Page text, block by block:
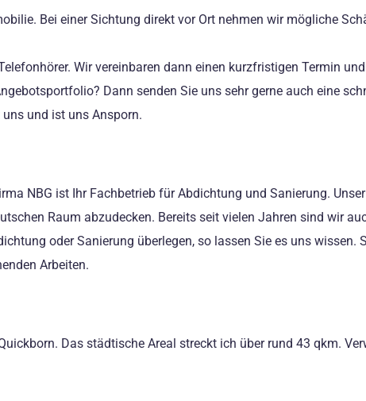
Bei einer Sichtung direkt vor Ort nehmen wir mögliche
Wir vereinbaren dann einen kurzfristigen Termin
Dann senden Sie uns sehr gerne auch eine
und ist uns Ansporn.
NBG ist Ihr Fachbetrieb für Abdichtung und Sanierung.
Raum abzudecken. Bereits seit vielen Jahren sind wir
oder Sanierung überlegen, so lassen Sie es uns wissen.
Arbeiten.
Das städtische Areal streckt ich über rund 43 qkm.